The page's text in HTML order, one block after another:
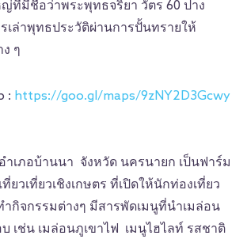
ที่มีชื่อว่าพระพุทธจริยา วัตร 60 ปาง
เล่าพุทธประวัติผ่านการปั้นทรายให้
ๆ
: https://goo.gl/maps/9zNY2D3Gcwy
ำเภอบ้านนา จังหวัด นครนายก เป็นฟาร์ม
ยวเที่ยวเชิงเกษตร ที่เปิดให้นักท่องเที่ยว
กิจกรรมต่างๆ มีสารพัดเมนูที่นำเมล่อน
เช่น เมล่อนภูเขาไฟ เมนูไฮไลท์ รสชาติ